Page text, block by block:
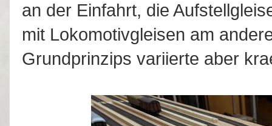
an der Einfahrt, die
mit Lokomotivgleisen am
Grundprinzips variierte aber